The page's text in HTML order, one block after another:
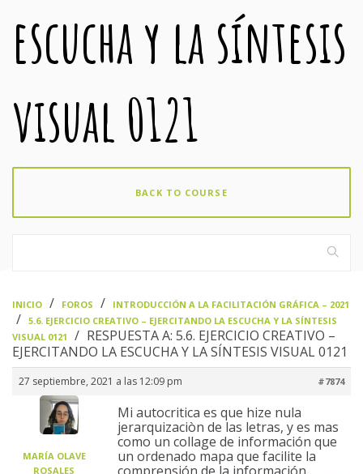
escucha y la síntesis
visual 0121
BACK TO COURSE
INICIO FOROS INTRODUCCIÓN A LA FACILITACIÓN GRÁFICA – 2021
5.6. EJERCICIO CREATIVO – EJERCITANDO LA ESCUCHA Y LA SÍNTESIS
VISUAL 0121
RESPUESTA A: 5.6. EJERCICIO CREATIVO –
EJERCITANDO LA ESCUCHA Y LA SÍNTESIS VISUAL 0121
27 septiembre, 2021 a las 12:09 pm #7874
MARÍA OLAVE
ROSALES
Mi autocritica es que hize nula
jerarquizaciòn de las letras, y es mas
como un collage de información que
un ordenado mapa que facilite la